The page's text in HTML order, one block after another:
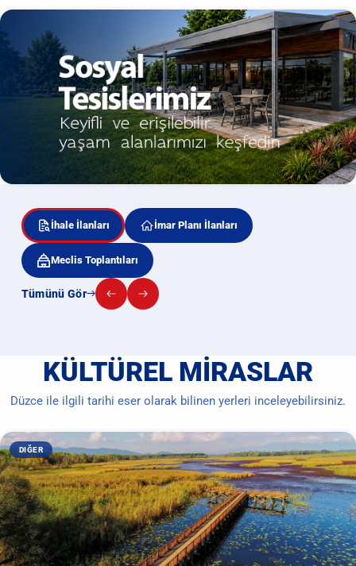
İhale İlanları İmar Planı İlanları
Meclis Toplantıları
Tümünü Gör
KÜLTÜREL MIRASLAR
Düzce ile ilgili tarihi eser olarak bilinen yerleri inceleyebilirsiniz.
DIĞER